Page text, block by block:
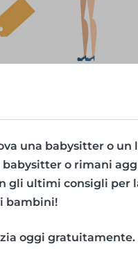
una babysitter o un
babysitter o rimani
gli ultimi consigli per
bambini!
oggi gratuitamente.